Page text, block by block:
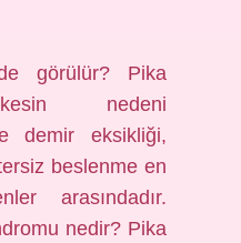
görülür? Pika
nedeni
demir eksikliği,
beslenme en
arasındadır.
nedir? Pika